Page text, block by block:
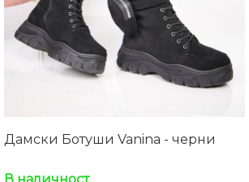
Дамски Ботуши Vanina - черни